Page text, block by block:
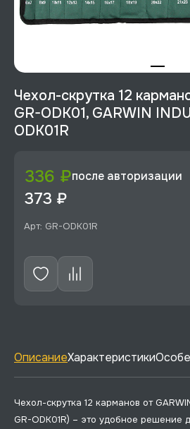
Чехол-скрутка 12
GR-ODK01, GARWIN
ODK01R
336 ₽после авторизации
373 ₽
Арт: GR-ODK01R
ОписаниеХарактеристики
Чехол-скрутка 12 карманов от
GR-ODK01R) – это удобное решение